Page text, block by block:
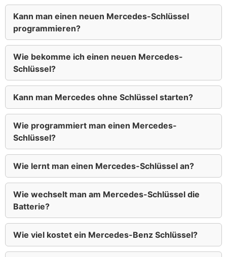
Kann man einen neuen Mercedes-Schlüssel
programmieren?
Wie bekomme ich einen neuen Mercedes-
Schlüssel?
Kann man Mercedes ohne Schlüssel starten?
Wie programmiert man einen Mercedes-
Schlüssel?
Wie lernt man einen Mercedes-Schlüssel an?
Wie wechselt man am Mercedes-Schlüssel die
Batterie?
Wie viel kostet ein Mercedes-Benz Schlüssel?